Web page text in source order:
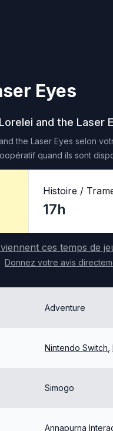
Eyes
Lorelei and the Laser
the Laser Eyes selon
quand ils sont
Histoire /
17h
ces temps de
Donnez votre avis
Adventure
Nintendo Switch
Simogo
Annapurna